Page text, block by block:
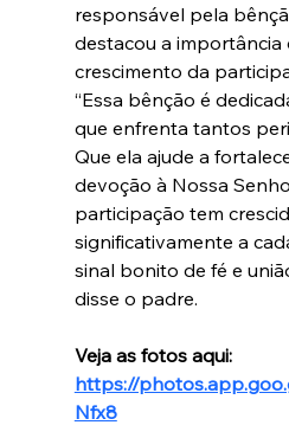
responsável pela
destacou a importância
crescimento da
“Essa bênção é
que enfrenta tantos
Que ela ajude a
devoção à Nossa
participação tem
significativamente a
sinal bonito de fé e
disse o padre.
Veja as fotos aqui:
https://
Nfx8